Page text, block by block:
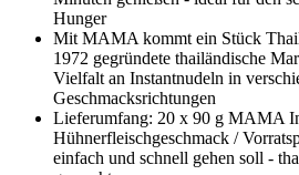
Hunger
Mit MAMA kommt ein Stück
1972 gegründete thailändische
Vielfalt an Instantnudeln in
Geschmacksrichtungen
Lieferumfang: 20 x 90 g MAMA
Hühnerfleischgeschmack /
einfach und schnell gehen soll -